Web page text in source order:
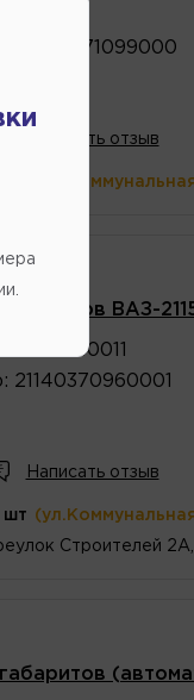
21700371099000
Написать отзыв
ВАЗ-
: 21140370960001
Написать отзыв
шт
Строителей